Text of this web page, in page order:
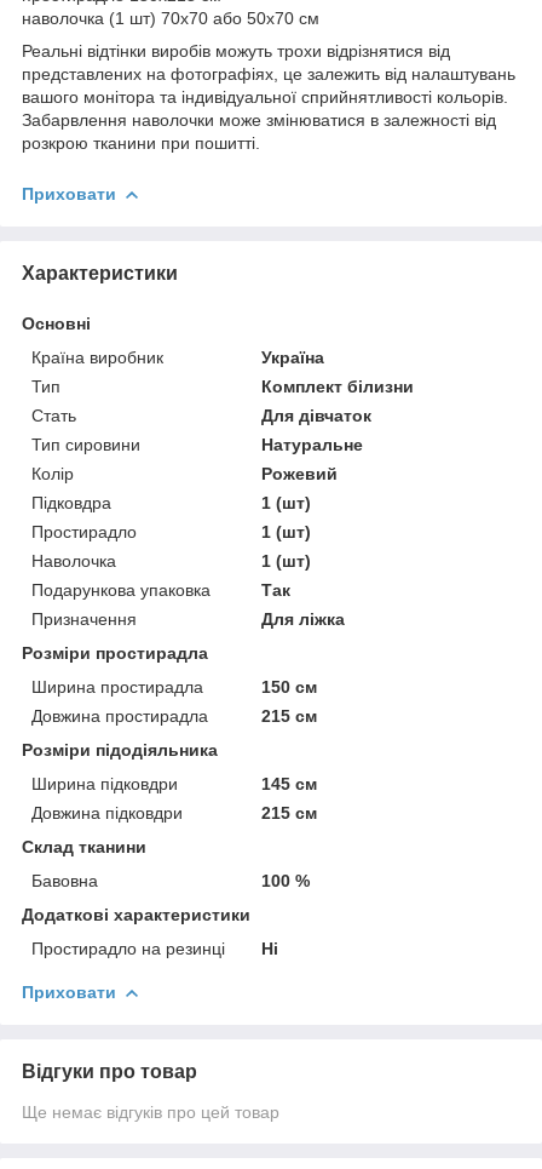
наволочка (1 шт) 70x70 або 50х70 см
Реальні відтінки виробів можуть трохи відрізнятися від
представлених на фотографіях, це залежить від налаштувань
вашого монітора та індивідуальної сприйнятливості кольорів.
Забарвлення наволочки може змінюватися в залежності від
розкрою тканини при пошитті.
Приховати
Характеристики
Основні
Країна виробник
Україна
Тип
Комплект білизни
Стать
Для дівчаток
Тип сировини
Натуральне
Колір
Рожевий
Підковдра
1 (шт)
Простирадло
1 (шт)
Наволочка
1 (шт)
Подарункова упаковка
Так
Призначення
Для ліжка
Розміри простирадла
Ширина простирадла
150 см
Довжина простирадла
215 см
Розміри підодіяльника
Ширина підковдри
145 см
Довжина підковдри
215 см
Склад тканини
Бавовна
100 %
Додаткові характеристики
Простирадло на резинці
Ні
Приховати
Відгуки про товар
Ще немає відгуків про цей товар